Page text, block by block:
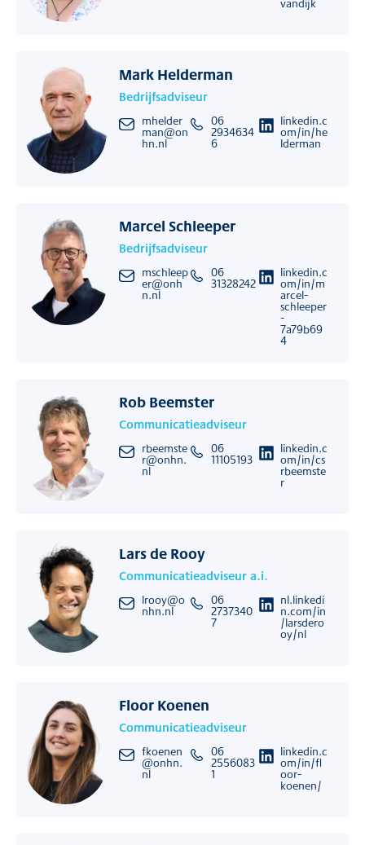
vandijk
Mark Helderman
Bedrijfsadviseur
mhelder
man@on
hn.nl
06
2934634
6
linkedin.c
om/in/he
lderman
Marcel Schleeper
Bedrijfsadviseur
mschleep
er@onh
n.nl
06
31328242
linkedin.c
om/in/m
arcel-
schleeper
-
7a79b69
4
Rob Beemster
Communicatieadviseur
rbeemste
r@onhn.
nl
06
11105193
linkedin.c
om/in/cs
rbeemste
r
Lars de Rooy
Communicatieadviseur a.i.
lrooy@o
nhn.nl
06
2737340
7
nl.linkedi
n.com/in
/larsdero
oy/nl
Floor Koenen
Communicatieadviseur
fkoenen
@onhn.
nl
06
2556083
1
linkedin.c
om/in/fl
oor-
koenen/